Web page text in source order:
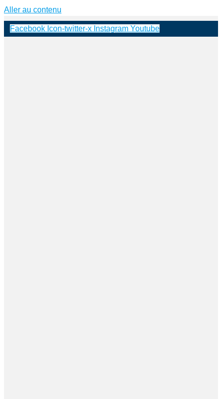
Aller au contenu
Facebook Icon-twitter-x Instagram Youtube